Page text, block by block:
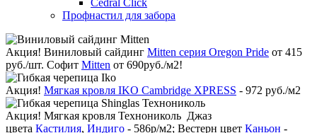
Cedral Click
Профнастил для забора
Акция! Виниловый сайдинг Mitten серия Oregon Pride от 415
руб./шт. Софит Mitten от 690руб./м2!
Акция! Мягкая кровля IKO Cambridge XPRESS - 972 руб./м2
Акция! Мягкая кровля Технониколь Джаз
цвета Кастилия, Индиго - 586р/м2; Вестерн цвет Каньон -